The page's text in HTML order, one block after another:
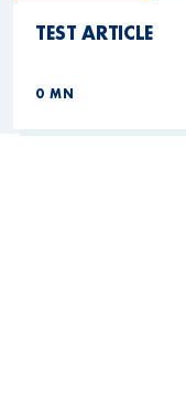
TEST ARTICLE
0 MN